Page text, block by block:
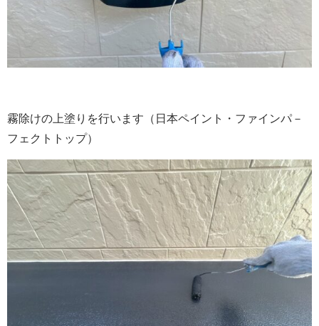
霧除けの上塗りを行います（日本ペイント・ファインパ－
フェクトトップ）